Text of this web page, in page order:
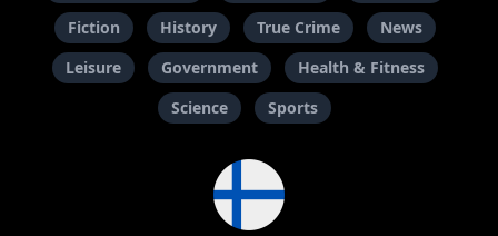
Fiction
History True Crime
News
Leisure
Government
Health & Fitness
Science
Sports